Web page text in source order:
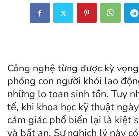
Công nghệ từng được kỳ
phóng con người khỏi lao
những lo toan sinh tồn. Tuy
tế, khi khoa học kỹ thuật
cảm giác phổ biến lại là kiệt
và bất an. Sự nghịch lý này